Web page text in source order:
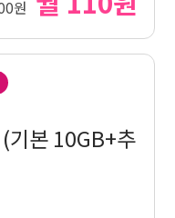
원
기본 10GB+추